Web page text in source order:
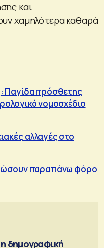
και
χαμηλότερα καθαρά
Παγίδα πρόσθετης
νομοσχέδιο
αλλαγές στο
παραπάνω φόρο
δημογραφική